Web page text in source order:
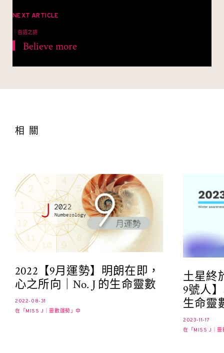
NEXT ARTICLE
｜自語之詩
▎Believe more
相關
2022【9月運勢】明朗在即，
心之所向｜No. J 的生命靈數
2022-08-31
在「MISS J｜靈數運勢」中
土星終
9號人
生命靈
2023-11-17
在「MISS J｜靈